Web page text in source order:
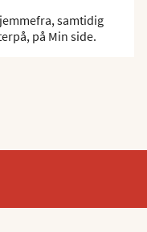
samtidig
på Min side.